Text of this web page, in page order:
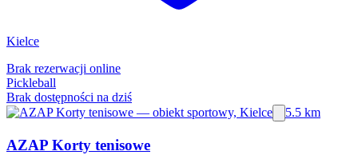
Kielce
Brak rezerwacji online
Pickleball
Brak dostępności na dziś
5.5 km
AZAP Korty tenisowe